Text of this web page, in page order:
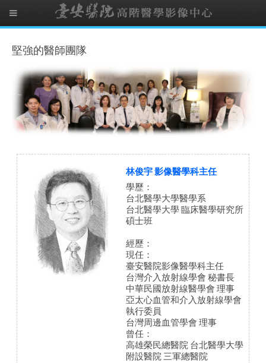
堅強的醫師團隊
林俊宇 影像醫學科主任
學歷：
台北醫學大學醫學系
台北醫學大學 臨床醫學研究所
碩士班
經歷：
現任：
臺安醫院影像醫學科主任
台灣介入放射線學會 秘書長
中華民國放射線醫學會 理事
亞太心血管和介入放射線學會
執行委員
台灣周邊血管學會 理事
曾任：
高雄榮民總醫院 台北醫學大學
附設醫院 三軍總醫院